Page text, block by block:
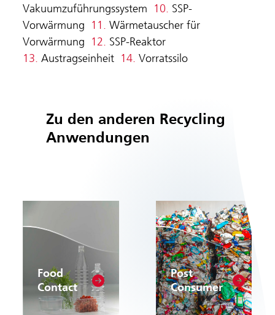
Vakuumzuführungssystem 10. SSP-
Vorwärmung 11. Wärmetauscher für
Vorwärmung 12. SSP-Reaktor
13. Austragseinheit 14. Vorratssilo
Zu den anderen Recycling
Anwendungen
Food
Contact
Post
Consumer